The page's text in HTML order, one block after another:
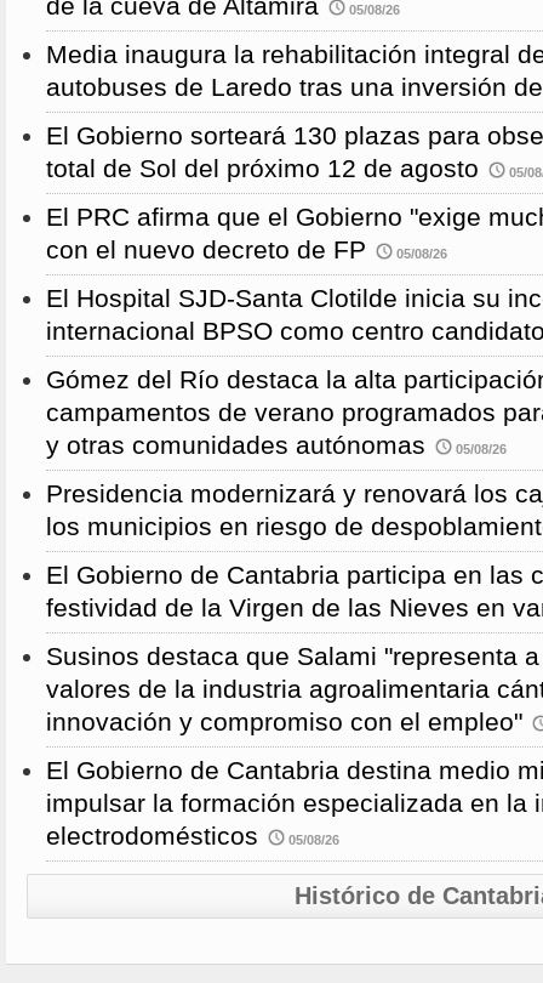
de la cueva de Altamira 05/08/26
Media inaugura la rehabilitación integral
autobuses de Laredo tras una inversión
El Gobierno sorteará 130 plazas para
total de Sol del próximo 12 de agosto
05/
El PRC afirma que el Gobierno "exige
con el nuevo decreto de FP
05/08/26
El Hospital SJD-Santa Clotilde inicia su
internacional BPSO como centro
Gómez del Río destaca la alta
campamentos de verano programados
y otras comunidades autónomas
05/08/26
Presidencia modernizará y renovará los
los municipios en riesgo de
El Gobierno de Cantabria participa en las
festividad de la Virgen de las Nieves en
Susinos destaca que Salami "representa
valores de la industria agroalimentaria
innovación y compromiso con el empleo"
El Gobierno de Cantabria destina medio
impulsar la formación especializada en la
electrodomésticos
05/08/26
Histórico de